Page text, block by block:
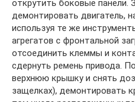
открутить боковые панели.
демонтировать двигатель,
используя те же
агрегатов с фронтальной
отсоединить клеммы и
сдернуть ремень привода.
верхнюю крышку и снять
защелках), демонтировать